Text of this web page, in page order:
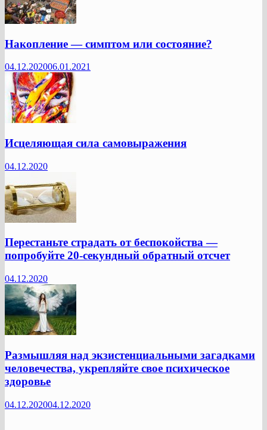
Накопление — симптом или состояние?
04.12.202006.01.2021
Исцеляющая сила самовыражения
04.12.2020
Перестаньте страдать от беспокойства —
попробуйте 20-секундный обратный отсчет
04.12.2020
Размышляя над экзистенциальными загадками
человечества, укрепляйте свое психическое
здоровье
04.12.202004.12.2020